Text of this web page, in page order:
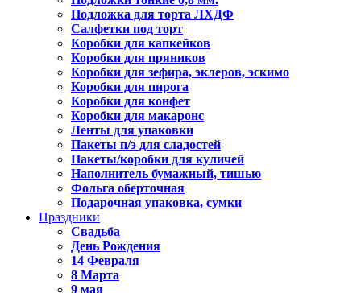
Подложка для торта ЛХДФ
Салфетки под торт
Коробки для капкейков
Коробки для пряников
Коробки для зефира, эклеров, эскимо
Коробки для пирога
Коробки для конфет
Коробки для макаронс
Ленты для упаковки
Пакеты п/э для сладостей
Пакеты/коробки для куличей
Наполнитель бумажный, тишью
Фольга оберточная
Подарочная упаковка, сумки
Праздники
Свадьба
День Рождения
14 Февраля
8 Марта
9 мая